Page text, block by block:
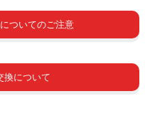
ついてのご注意
について